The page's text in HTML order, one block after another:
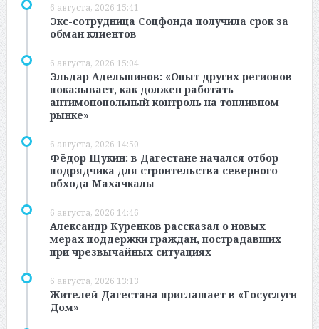
6 августа, 2026 15:41
Экс-сотрудница Соцфонда получила срок за
обман клиентов
6 августа, 2026 15:04
Эльдар Адельшинов: «Опыт других регионов
показывает, как должен работать
антимонопольный контроль на топливном
рынке»
6 августа, 2026 14:50
Фёдор Щукин: в Дагестане начался отбор
подрядчика для строительства северного
обхода Махачкалы
6 августа, 2026 14:46
Александр Куренков рассказал о новых
мерах поддержки граждан, пострадавших
при чрезвычайных ситуациях
6 августа, 2026 13:13
Жителей Дагестана приглашает в «Госуслуги
Дом»